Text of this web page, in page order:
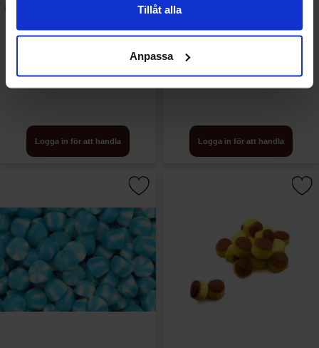
Tillåt alla
Anpassa
DulcePlus Jelly Rainbow Lips
1kg
Logga in för att handla
DulcePlus Jelly Berries 1kg
Logga in för att handla